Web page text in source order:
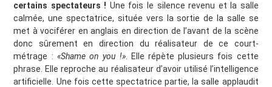
certains spectateurs ! Une fois le silence revenu et la salle
calmée, une spectatrice, située vers la sortie de la salle se
met à vociférer en anglais en direction de l’avant de la scène
donc sûrement en direction du réalisateur de ce court-
métrage : «Shame on you !». Elle répète plusieurs fois cette
phrase. Elle reproche au réalisateur d’avoir utilisé l’intelligence
artificielle. Une fois cette spectatrice partie, la salle applaudit